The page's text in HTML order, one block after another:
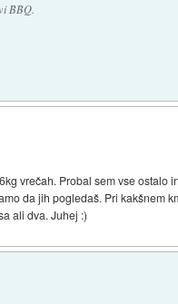
BBQ.
vrečah. Probal sem vse
da jih pogledaš. Pri kakšnem
ali dva. Juhej :)